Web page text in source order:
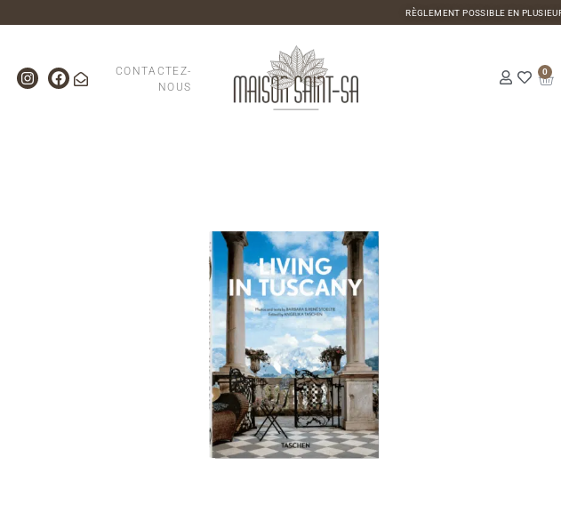
RÈGLEMENT POSSIBLE EN
CONTACTEZ-
NOUS
0